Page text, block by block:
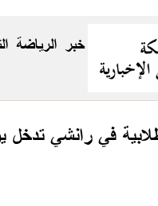
الرياضة خبر
تدخل يومها الـ16 بعد كشف تقرير